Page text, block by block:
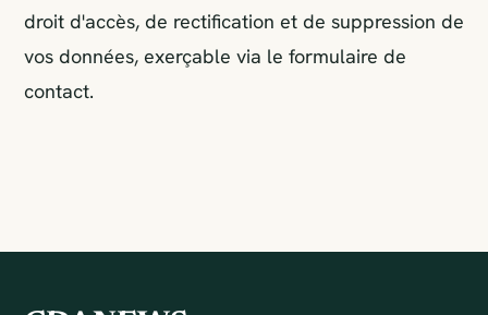
droit d'accès, de rectification et de suppression de
vos données, exerçable via le formulaire de
contact.